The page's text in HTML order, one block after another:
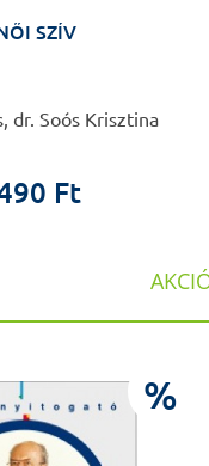
SZÍV
dr. Soós Krisztina
Ft
%